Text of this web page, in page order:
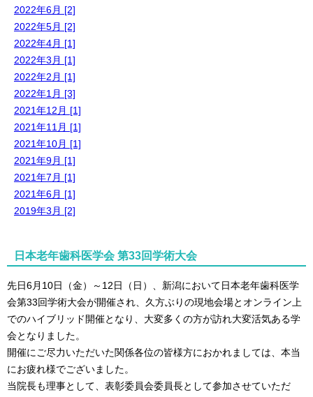
2022年6月 [2]
2022年5月 [2]
2022年4月 [1]
2022年3月 [1]
2022年2月 [1]
2022年1月 [3]
2021年12月 [1]
2021年11月 [1]
2021年10月 [1]
2021年9月 [1]
2021年7月 [1]
2021年6月 [1]
2019年3月 [2]
日本老年歯科医学会 第33回学術大会
先日6月10日（金）～12日（日）、新潟において日本老年歯科医学
会第33回学術大会が開催され、久方ぶりの現地会場とオンライン上
でのハイブリッド開催となり、大変多くの方が訪れ大変活気ある学
会となりました。
開催にご尽力いただいた関係各位の皆様方におかれましては、本当
にお疲れ様でございました。
当院長も理事として、表彰委員会委員長として参加させていただ